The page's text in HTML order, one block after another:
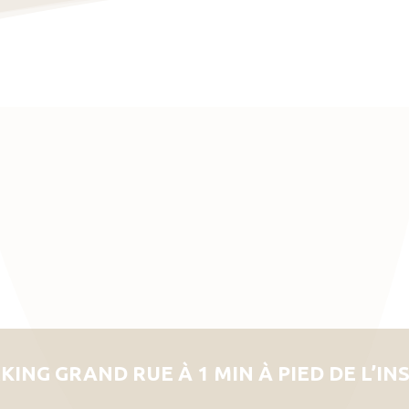
GRAND RUE À 1 MIN À PIED DE